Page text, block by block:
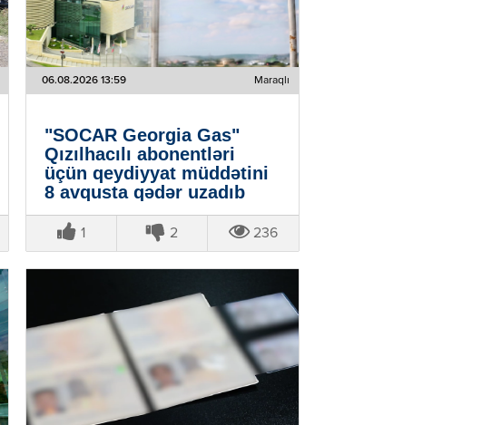
06.08.2026 13:59 Maraqlı
"SOCAR Georgia Gas"
Qızılhacılı abonentləri
üçün qeydiyyat müddətini
8 avqusta qədər uzadıb
1 2 236